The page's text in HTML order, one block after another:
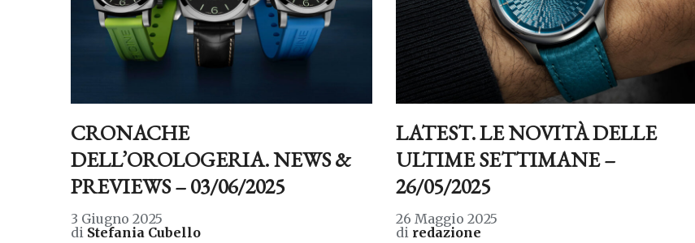
CRONACHE
DELL’OROLOGERIA. NEWS &
PREVIEWS – 03/06/2025
3 Giugno 2025
di Stefania Cubello
LATEST. LE NOVITÀ DELLE
ULTIME SETTIMANE –
26/05/2025
26 Maggio 2025
di redazione